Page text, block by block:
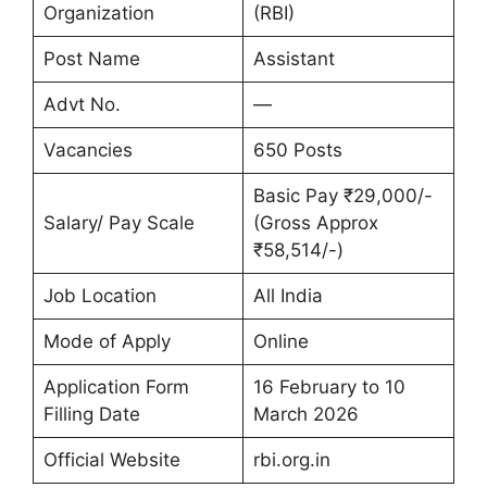
Organization
(RBI)
Post Name Assistant
Advt No. —
Vacancies 650 Posts
Salary/ Pay Scale
Basic Pay ₹29,000/-
(Gross Approx
₹58,514/-)
Job Location All India
Mode of Apply Online
Application Form
Filling Date
16 February to 10
March 2026
Official Website rbi.org.in